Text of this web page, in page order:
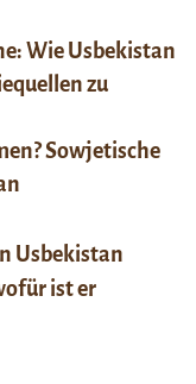
Wie Usbekistan
zu
Sowjetische
Usbekistan
ist er